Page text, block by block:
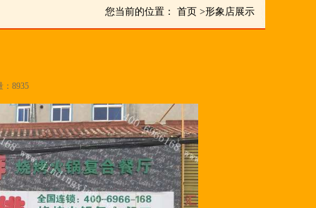
您当前的位置： 首页 >形象店展示
：8935